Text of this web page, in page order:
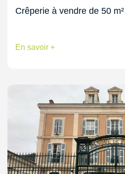
Crêperie à vendre de 50
En savoir +